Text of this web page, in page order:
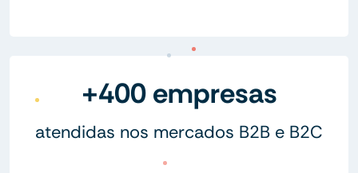
+400 empresas
atendidas nos mercados B2B e B2C